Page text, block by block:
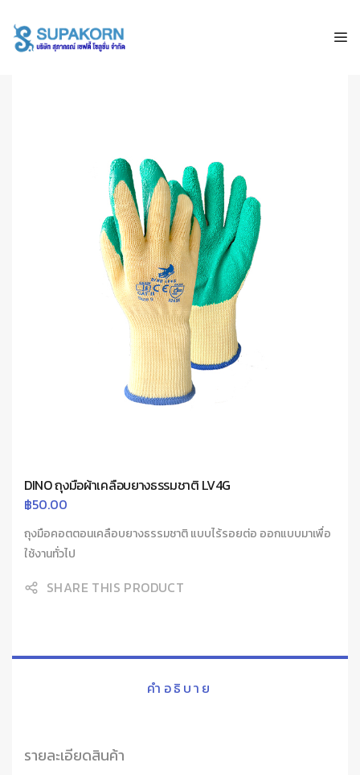
DINO ถุงมือผ้าเคลือบยางธรรมชาติ LV4G
฿50.00
ถุงมือคอตตอนเคลือบยางธรรมชาติ แบบไร้รอยต่อ ออกแบบมาเพื่อ
ใช้งานทั่วไป
SHARE THIS PRODUCT
คำอธิบาย
รายละเอียดสินค้า